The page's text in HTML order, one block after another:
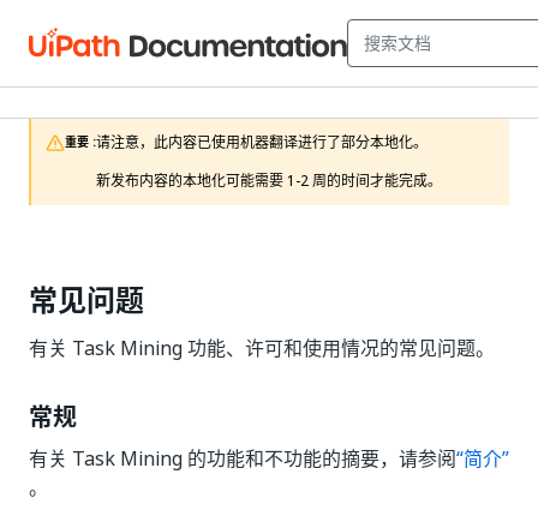
重要 :请注意，此内容已使用机器翻译进行了部分本地化。
新发布内容的本地化可能需要 1-2 周的时间才能完成。
常见问题
有关 Task Mining 功能、许可和使用情况的常见问题。
常规
有关 Task Mining 的功能和不功能的摘要，请参阅“简介”
。